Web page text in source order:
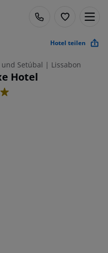
Hotel teilen
Setúbal | Lissabon
Hotel